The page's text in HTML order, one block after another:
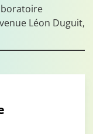
Léon Duguit,